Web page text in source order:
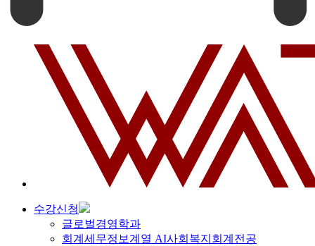
수강신청
글로벌경영학과
회계세무정보계열 AI사회복지회계전공